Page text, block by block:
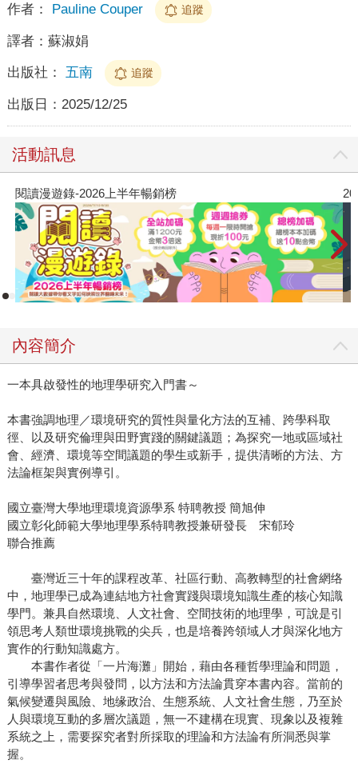
作者： Pauline Couper 追蹤
譯者： 蘇淑娟
出版社： 五南 追蹤
出版日： 2025/12/25
活動訊息
閱讀漫遊錄-2026上半年暢銷榜
內容簡介
一本具啟發性的地理學研究入門書～
本書強調地理／環境研究的質性與量化方法的互補、跨學科取
徑、以及研究倫理與田野實踐的關鍵議題；為探究一地或區域社
會、經濟、環境等空間議題的學生或新手，提供清晰的方法、方
法論框架與實例導引。
國立臺灣大學地理環境資源學系 特聘教授 簡旭伸
國立彰化師範大學地理學系特聘教授兼研發長 宋郁玲
聯合推薦
臺灣近三十年的課程改革、社區行動、高教轉型的社會網络
中，地理學已成為連結地方社會實踐與環境知識生產的核心知識
學門。兼具自然環境、人文社會、空間技術的地理學，可說是引
領思考人類世環境挑戰的尖兵，也是培養跨領域人才與深化地方
實作的行動知識處方。
本書作者從「一片海灘」開始，藉由各種哲學理論和問題，
引導學習者思考與發問，以方法和方法論貫穿本書內容。當前的
氣候變遷與風險、地缘政治、生態系統、人文社會生態，乃至於
人與環境互動的多層次議題，無一不建構在現實、現象以及複雜
系統之上，需要探究者對所採取的理論和方法論有所洞悉與掌
握。